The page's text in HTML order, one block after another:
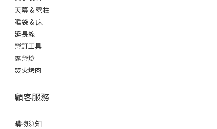
天幕 & 營柱
睡袋 & 床
延長線
營釘工具
露營燈
焚火烤肉
顧客服務
購物須知